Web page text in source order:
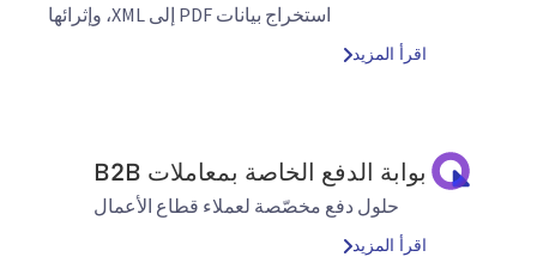
استخراج بيانات PDF إلى XML، وإثرائها
اقرأ المزيد
بوابة الدفع الخاصة بمعاملات B2B
حلول دفع مخصّصة لعملاء قطاع الأعمال
اقرأ المزيد